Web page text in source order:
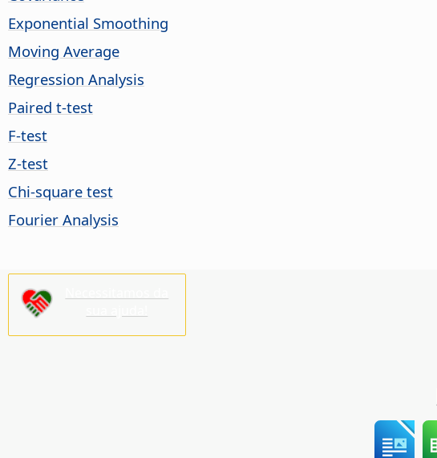
Exponential Smoothing
Moving Average
Regression Analysis
Paired t-test
F-test
Z-test
Chi-square test
Fourier Analysis